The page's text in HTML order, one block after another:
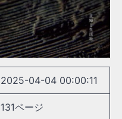
2025-04-04 00:00:11
131ページ